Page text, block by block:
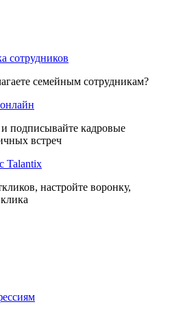
сотрудников
семейным сотрудникам?
подписывайте кадровые
встреч
Talantix
настройте воронку,